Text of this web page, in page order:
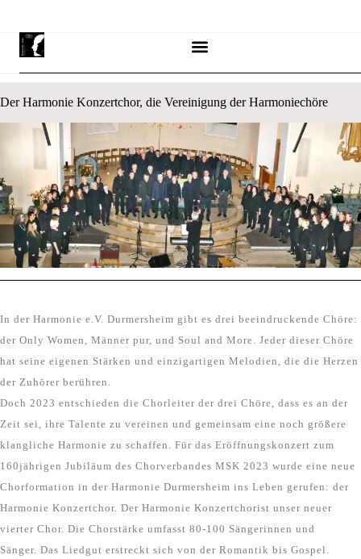
Der Harmonie Konzertchor, die Vereinigung der Harmoniechöre
In der Harmonie e.V. Durmersheim gibt es drei beeindruckende Chöre:
der Only Women, Männer pur, und Soul and More. Jeder dieser Chöre
hat seine eigenen Stärken und einzigartigen Melodien, die die Herzen
der Zuhörer berühren.
Doch 2023 entschieden die Chorleiter der drei Chöre, dass es an der
Zeit sei, ihre Talente zu vereinen und gemeinsam eine noch größere
klangliche Harmonie zu schaffen. Für das Eröffnungskonzert zum
160jährigen Jubiläum des Chorverbandes MSK 2023 wurde eine neue
Chorformation in der Harmonie Durmersheim ins Leben gerufen: der
Harmonie Konzertchor. Der Harmonie Konzertchorist unser neuer
vierter Chor. Die Chorstärke umfasst 80-100 Sängerinnen und
Sänger. Das Liedgut erstreckt sich von der Romantik bis Gospel.